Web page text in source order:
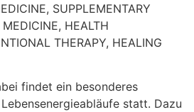
SUPPLEMENTARY
HEALTH
THERAPY, HEALING
findet ein besonderes
statt. Dazu